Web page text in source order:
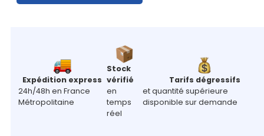
Expédition express
24h/48h en France
Métropolitaine
Stock
vérifié
en
temps
réel
Tarifs dégressifs
et quantité supérieure
disponible sur demande